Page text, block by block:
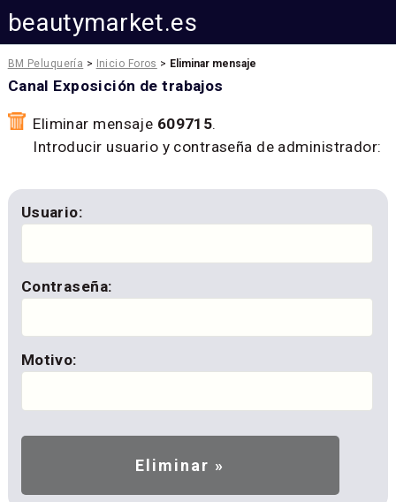
beautymarket.es
BM Peluquería > Inicio Foros > Eliminar mensaje
Canal Exposición de trabajos
Eliminar mensaje 609715.
Introducir usuario y contraseña de administrador:
Usuario:
Contraseña:
Motivo: